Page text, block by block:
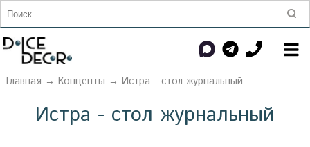
Главная → Концепты → Истра - стол журнальный
Истра - стол журнальный